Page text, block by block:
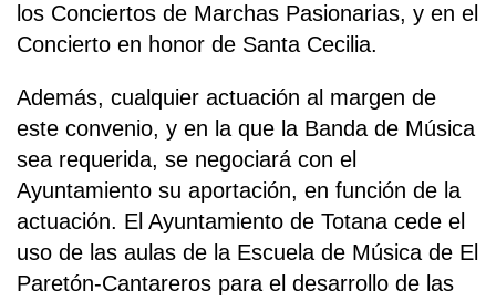
los Conciertos de Marchas Pasionarias, y en el
Concierto en honor de Santa Cecilia.
Además, cualquier actuación al margen de
este convenio, y en la que la Banda de Música
sea requerida, se negociará con el
Ayuntamiento su aportación, en función de la
actuación. El Ayuntamiento de Totana cede el
uso de las aulas de la Escuela de Música de El
Paretón-Cantareros para el desarrollo de las